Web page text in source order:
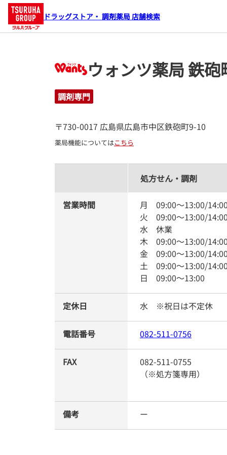
ドラッグストア・ 調剤薬局 店舗検索
ウォンツ薬局 鉄砲
調剤専門
〒730-0017 広島県広島市中区鉄砲町9-10
薬局機能についてはこちら
処方せん・調剤
営業時間 月 09:00～13:00/
火 09:00～13:00/
水 休業
木 09:00～13:00/
金 09:00～13:00/
土 09:00～13:00/
日 09:00～13:00
定休日 水 ※祝日は不定休
電話番号 082-511-0756
FAX
082-511-0755
（※処方箋専用）
備考 ー